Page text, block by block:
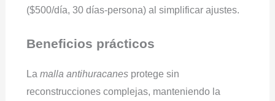
($500/día, 30 días-persona) al simplificar ajustes.
Beneficios prácticos
La malla antihuracanesprotege sin
reconstrucciones complejas, manteniendo la